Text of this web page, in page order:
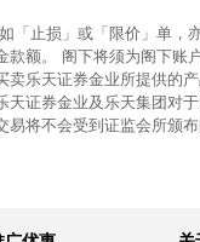
「止损」或「限价」单，
款额。 阁下将须为阁下账
卖乐天证券金业所提供的
证券金业及乐天集团对于
易将不会受到证监会所颁